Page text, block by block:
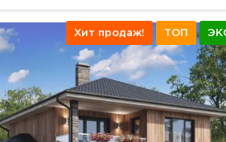
Хит продаж! ТОП